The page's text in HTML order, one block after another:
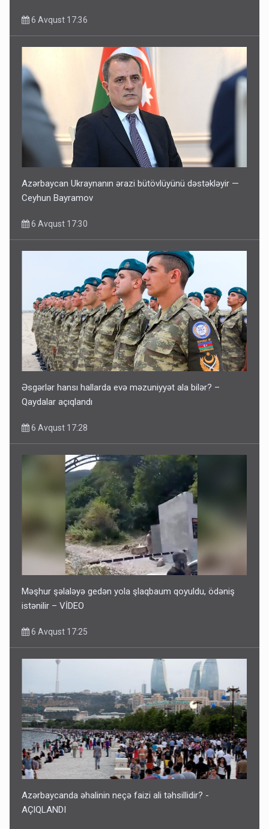
6 Avqust 17:36
Azərbaycan Ukraynanın ərazi bütövlüyünü dəstəkləyir —
Ceyhun Bayramov
6 Avqust 17:30
Əsgərlər hansı hallarda evə məzuniyyət ala bilər? –
Qaydalar açıqlandı
6 Avqust 17:28
Məşhur şəlaləyə gedən yola şlaqbaum qoyuldu, ödəniş
istənilir – VİDEO
6 Avqust 17:25
Azərbaycanda əhalinin neçə faizi ali təhsillidir? -
AÇIQLANDI